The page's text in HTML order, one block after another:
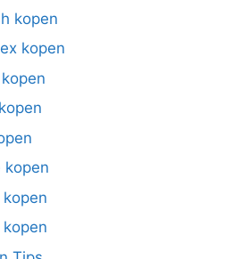
kopen
kopen
kopen